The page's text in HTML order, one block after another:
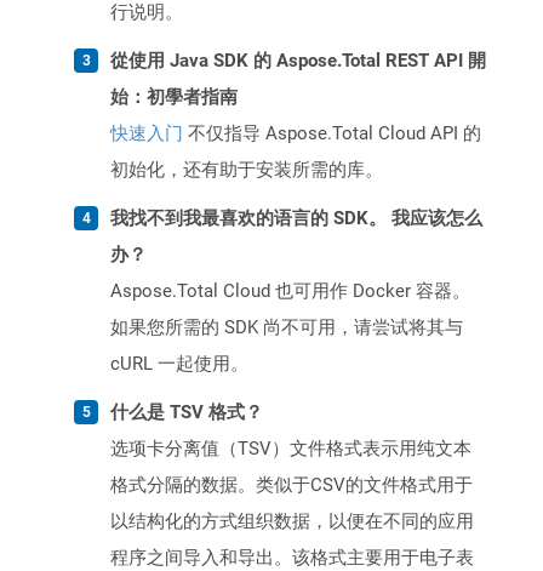
行说明。
從使用 Java SDK 的 Aspose.Total REST API 開
始：初學者指南
快速入门 不仅指导 Aspose.Total Cloud API 的
初始化，还有助于安装所需的库。
我找不到我最喜欢的语言的 SDK。 我应该怎么
办？
Aspose.Total Cloud 也可用作 Docker 容器。
如果您所需的 SDK 尚不可用，请尝试将其与
cURL 一起使用。
什么是 TSV 格式？
选项卡分离值（TSV）文件格式表示用纯文本
格式分隔的数据。类似于CSV的文件格式用于
以结构化的方式组织数据，以便在不同的应用
程序之间导入和导出。该格式主要用于电子表